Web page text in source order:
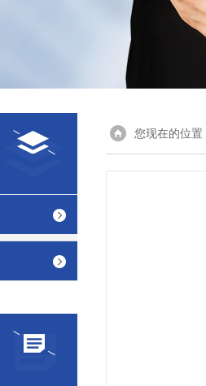
您现在的位置